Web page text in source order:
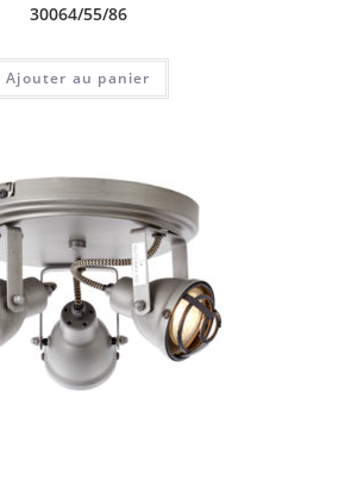
30064/55/86
Ajouter au panier